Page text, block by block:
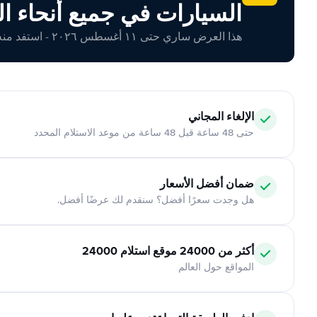
السيارات في جميع أنحاء
هذا العرض ساري حتى ١١ أغسطس ٢٠٢٦ - استفد منه اليوم!
الإلغاء المجاني
حتى 48 ساعة قبل 48 ساعة من موعد الاستلام المحدد
ضمان أفضل الأسعار
هل وجدت سعرًا أفضل؟ سنقدم لك عرضًا أفضل.
أكثر من 24000 موقع استلام 24000
المواقع حول العالم